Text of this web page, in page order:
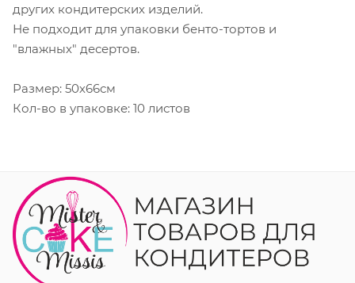
других кондитерских изделий.
Не подходит для упаковки бенто-тортов и
"влажных" десертов.
Размер: 50х66см
Кол-во в упаковке: 10 листов